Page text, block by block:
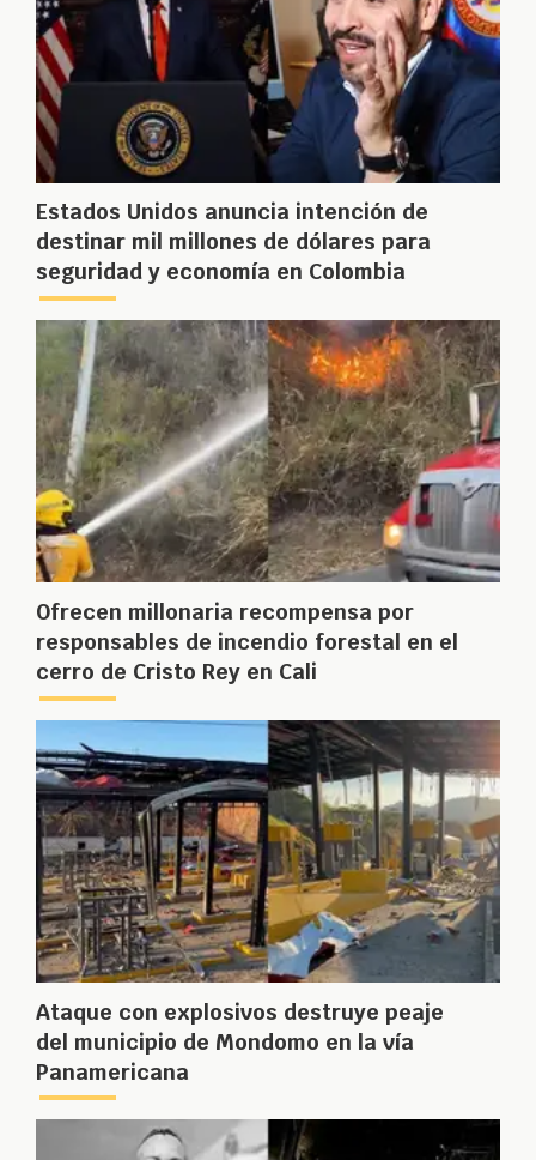
Estados Unidos anuncia intención de
destinar mil millones de dólares para
seguridad y economía en Colombia
Ofrecen millonaria recompensa por
responsables de incendio forestal en el
cerro de Cristo Rey en Cali
Ataque con explosivos destruye peaje
del municipio de Mondomo en la vía
Panamericana